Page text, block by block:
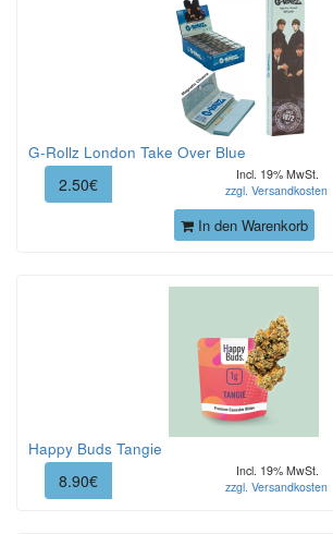
G-Rollz London Take Over Blue
2.50€
Incl. 19% MwSt.
zzgl. Versandkosten
In den Warenkorb
Happy Buds Tangie
8.90€
Incl. 19% MwSt.
zzgl. Versandkosten